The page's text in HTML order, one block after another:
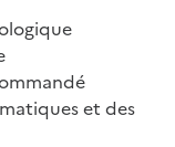
et des